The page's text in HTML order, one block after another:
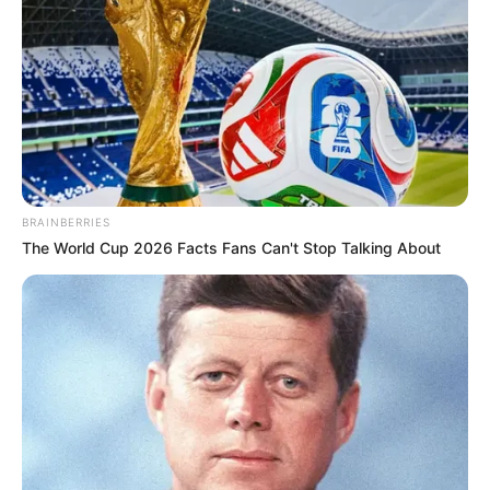
Revise el resultado de Dorado Noche
del domingo 7 de junio de 2026
Consulte las cifras oficiales publicadas para este sorteo y
compárelas con los números registrados en su apuesta.
Número ganador:
Tres últimas cifras: 646
Dos últimas cifras:46
Quinta:
🔴 EN VIVO | Sorteo del Chontico
Noche HOY domingo 7 de junio de
Chontico Noche mantiene una importante cantidad de
BRAINBERRIES
The World Cup 2026 Facts Fans Can't Stop Talking About